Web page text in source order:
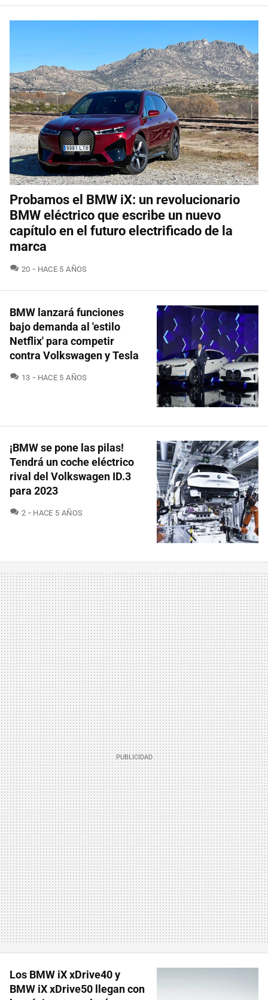
Probamos el BMW iX: un revolucionario
BMW eléctrico que escribe un nuevo
capítulo en el futuro electrificado de la
marca
20 COMENTARIOS
HACE 5 AÑOS
BMW lanzará funciones
bajo demanda al 'estilo
Netflix' para competir
contra Volkswagen y Tesla
13 COMENTARIOS
HACE 5 AÑOS
¡BMW se pone las pilas!
Tendrá un coche eléctrico
rival del Volkswagen ID.3
para 2023
2 COMENTARIOS
HACE 5 AÑOS
Los BMW iX xDrive40 y
BMW iX xDrive50 llegan con